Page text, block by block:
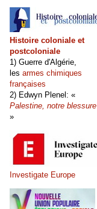
Histoire coloniale et
postcoloniale
1) Guerre d'Algérie,
les armes chimiques
françaises
2) Edwyn Plenel: «
Palestine, notre blessure
»
Investigate Europe